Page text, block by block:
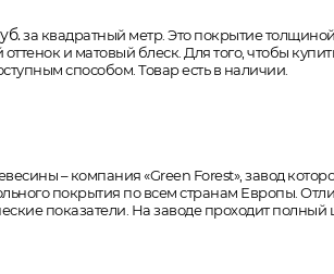
за квадратный метр. Это покрытие толщиной
и матовый блеск. Для того, чтобы
способом. Товар есть в наличии.
– компания «Green Forest», завод
покрытия по всем странам Европы.
показатели. На заводе проходит